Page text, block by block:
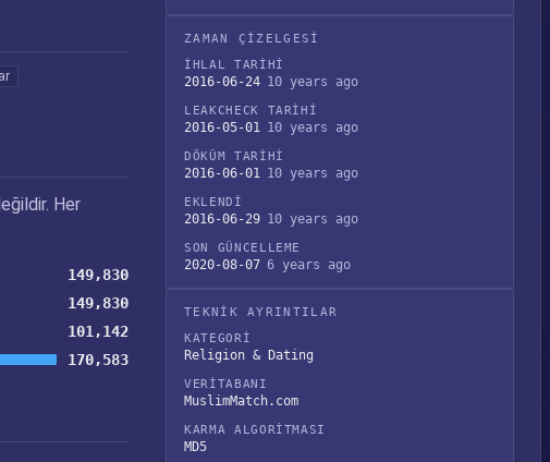
Her
149,830
149,830
101,142
170,583
ZAMAN ÇIZELGESI
İHLAL TARIHI
2016-06-24 10 years ago
LEAKCHECK TARIHI
2016-05-01 10 years ago
DÖKÜM TARIHI
2016-06-01 10 years ago
EKLENDI
2016-06-29 10 years ago
SON GÜNCELLEME
2020-08-07 6 years ago
TEKNIK AYRINTILAR
KATEGORI
Religion & Dating
VERITABANI
MuslimMatch.com
KARMA ALGORITMASI
MD5